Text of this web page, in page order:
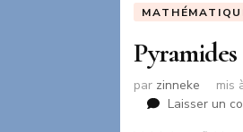
par zinneke mis
Laisser un